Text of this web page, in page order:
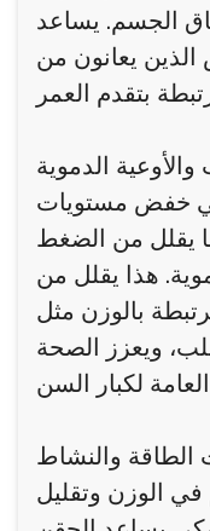
الجسم. يساعد
يعانون من
الدموية
خفض مستويات
يقلل من الضغط
هذا يقلل من
بالوزن مثل
ويعزز الصحة
الطاقة والنشاط
الوزن وتقليل